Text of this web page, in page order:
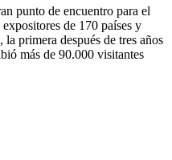
punto de encuentro para el
de 170 países y
primera después de tres años
más de 90.000 visitantes